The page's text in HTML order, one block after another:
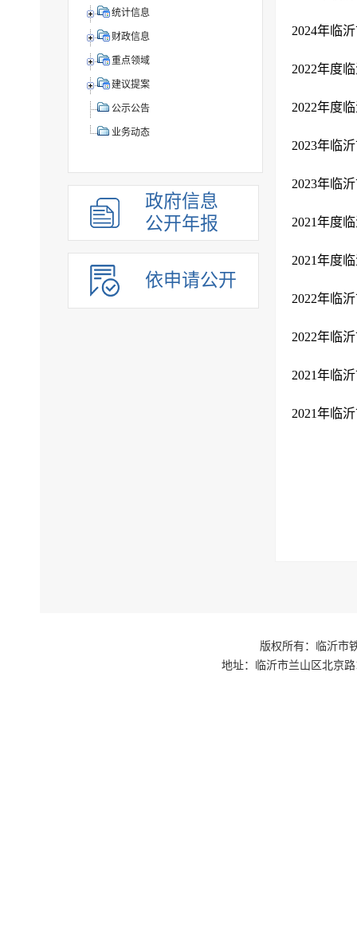
统计信息
财政信息
重点领域
建议提案
公示公告
业务动态
政府信息
公开年报
依申请公开
2024年临
2022年度
2022年度
2023年临
2023年临
2021年度
2021年度
2022年临
2022年临
2021年临
2021年临
版权所有：临沂市
地址：临沂市兰山区北京路